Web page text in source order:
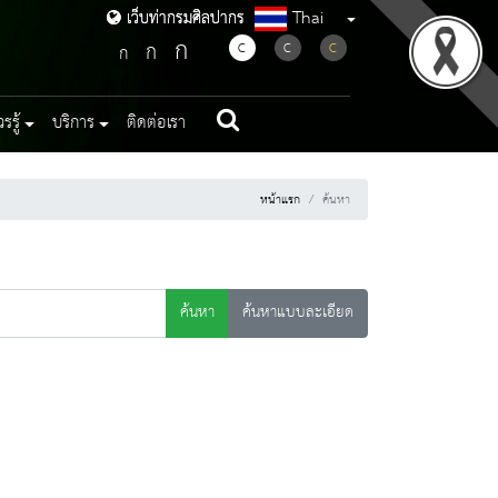
เว็บท่ากรมศิลปากร
เว็บท่ากรมศิลปากร Thai
ก ก ก C C C
รู้ บริการ ติดต่อเรา
หน้าแรก ค้นหา
ค้นหา ค้นหาแบบละเอียด